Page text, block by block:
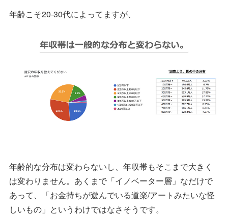
年齢こそ20-30代によってますが、
年齢的な分布は変わらないし、年収帯もそこまで大きく
は変わりません。あくまで「イノベーター層」なだけで
あって、「お金持ちが遊んでいる道楽/アートみたいな怪
しいもの」というわけではなさそうです。